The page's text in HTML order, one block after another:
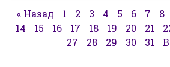
« Назад 1 2 3 4 5 6 7 8
14
15 16 17 18 19 20 21
27
28 29 30 31